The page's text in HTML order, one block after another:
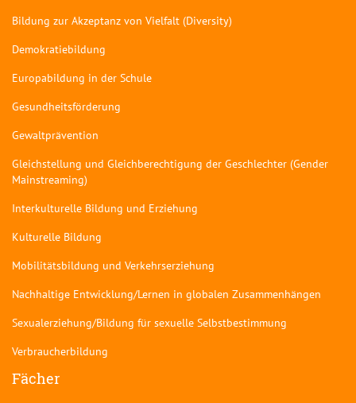
Bildung zur Akzeptanz von Vielfalt (Diversity)
Demokratiebildung
Europabildung in der Schule
Gesundheitsförderung
Gewaltprävention
Gleichstellung und Gleichberechtigung der Geschlechter (Gender
Mainstreaming)
Interkulturelle Bildung und Erziehung
Kulturelle Bildung
Mobilitätsbildung und Verkehrserziehung
Nachhaltige Entwicklung/Lernen in globalen Zusammenhängen
Sexualerziehung/Bildung für sexuelle Selbstbestimmung
Verbraucherbildung
Fächer